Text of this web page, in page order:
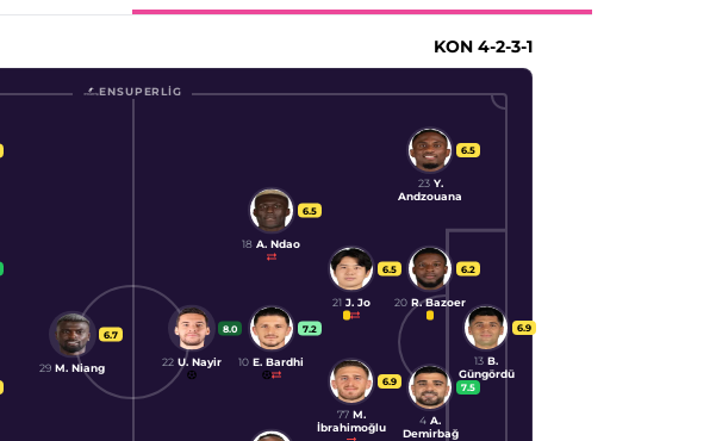
KON 4-2-3-1
ENSUPERLIG
6.7
29 M. Niang
6.9
13 B.
Güngördü
6.5
23 Y.
Andzouana
6.2
20 R. Bazoer
7.5
4 A.
Demirbağ
6.5
21 J. Jo
6.9
77 M.
İbrahimoğlu
6.5
18 A. Ndao
7.2
10 E. Bardhi
8.0
22 U. Nayir